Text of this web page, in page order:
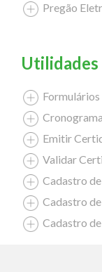
Pregão
Utilidades
Formulários
Emitir
Validar
Cadastro
Cadastro de
Cadastro